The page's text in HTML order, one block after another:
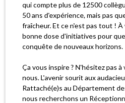
qui compte plus de 12500
50 ans d'expérience, mais pas
fraîcheur. Et ce n'est pas tout !
bonne dose d'initiatives pour
conquête de nouveaux horizons.
Ça vous inspire ? N'hésitez pas
nous. L'avenir sourit aux
Rattaché(e)s au Département
nous recherchons un